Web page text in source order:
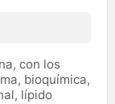
con los
bioquímica,
lípido